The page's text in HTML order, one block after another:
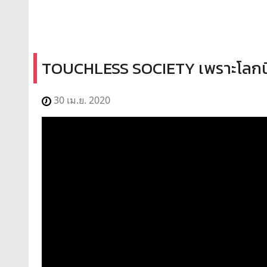
TOUCHLESS SOCIETY เพราะ
30 เม.ย. 2020